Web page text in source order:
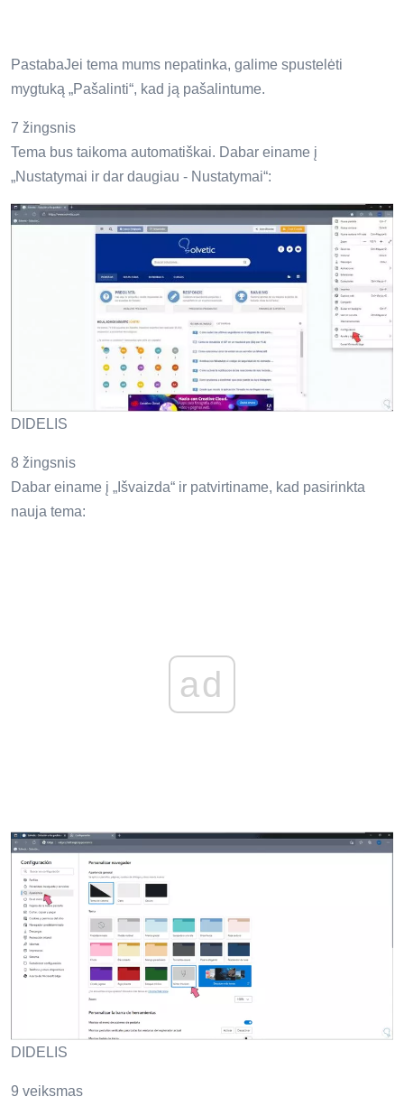
PastabaJei tema mums nepatinka, galime spustelėti
mygtuką „Pašalinti“, kad ją pašalintume.
7 žingsnis
Tema bus taikoma automatiškai. Dabar einame į
„Nustatymai ir dar daugiau - Nustatymai“:
DIDELIS
8 žingsnis
Dabar einame į „Išvaizda“ ir patvirtiname, kad pasirinkta
nauja tema:
ad
DIDELIS
9 veiksmas